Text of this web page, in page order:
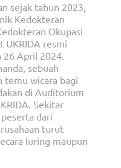
sejak tahun 2023,
Kedokteran
Okupasi
UKRIDA resmi
26 April 2024.
sebuah
temu wicara bagi
di Auditorium
Sekitar
dari
turut
luring maupun